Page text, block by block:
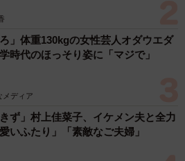
ろ」体重130kgの女性芸人オダウエダ
代のほっそり姿に「マジで」
メディア
きず」村上佳菜子、イケメン夫と全力
いふたり」「素敵なご夫婦」